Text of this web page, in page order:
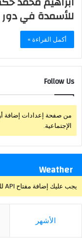
للأسمدة في دور 32 من كأس مصر
أكمل القراءة »
Follow Us
من صفحة إعدادات إضافة
الإجتماعية.
Weather
يجب عليك إضافة مفتاح API للطقس من خلال صفحة إعدادات القالب > الدمج
الأشهر